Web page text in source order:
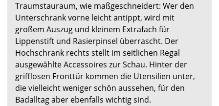
Traumstauraum, wie maßgeschneidert: Wer den
Unterschrank vorne leicht antippt, wird mit
großem Auszug und kleinem Extrafach für
Lippenstift und Rasierpinsel überrascht. Der
Hochschrank rechts stellt im seitlichen Regal
ausgewählte Accessoires zur Schau. Hinter der
grifflosen Fronttür kommen die Utensilien unter,
die vielleicht weniger schön aussehen, für den
Badalltag aber ebenfalls wichtig sind.